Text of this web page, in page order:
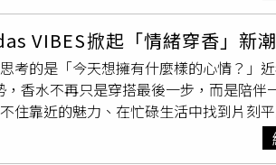
訴《路透社》，由於五角大廈的需求不
「整條供應鏈能否在2027年前建立起來
。沙烏地阿拉伯也是石油輸出國組織（
他們！」FEnix擔任嘉賓幫阿弟蕭景鴻慶
（Syrian Petroleum Company）執行長
改善空間，可以提高石油產量、降低對
總理札伊迪（Ali al-Zaidi）本週也在美
源資訊署（U.S.EnergyInformation
）一路延伸至敘利亞地中海沿岸，設
，便一直處於停用狀態。身為石油輸出
油輪運輸受阻而遭受嚴重衝擊。由於缺
Gulf）沿岸南部港口城市巴士拉（Basra
VIBES掀起「情緒穿香」新
考的是「今天想擁有什麼樣的心情？」
香水不再只是穿搭最後一步，而是陪伴
住靠近的魅力、在忙碌生活中找到片刻
作，都替香氛賦予了全新的意義。想讓
些香水則是一聞就讓人留下深刻印象。